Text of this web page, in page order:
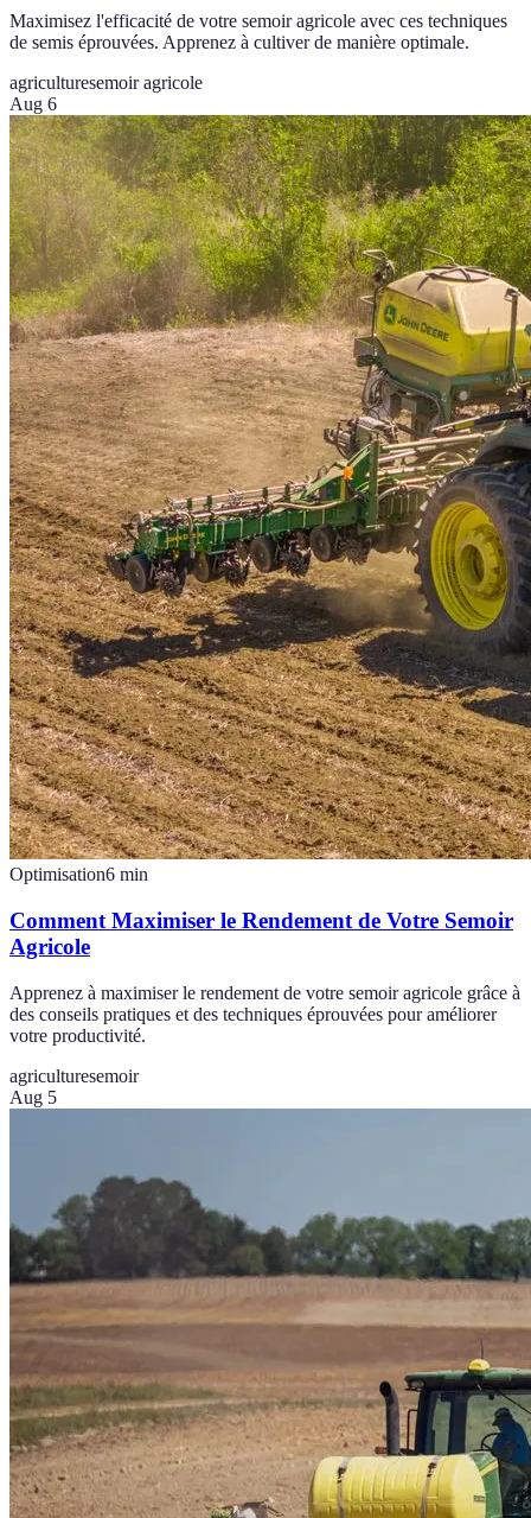
Maximisez l'efficacité de votre semoir agricole avec ces techniques
de semis éprouvées. Apprenez à cultiver de manière optimale.
agriculturesemoir agricole
Aug 6
Optimisation6 min
Comment Maximiser le Rendement de Votre Semoir
Agricole
Apprenez à maximiser le rendement de votre semoir agricole grâce à
des conseils pratiques et des techniques éprouvées pour améliorer
votre productivité.
agriculturesemoir
Aug 5